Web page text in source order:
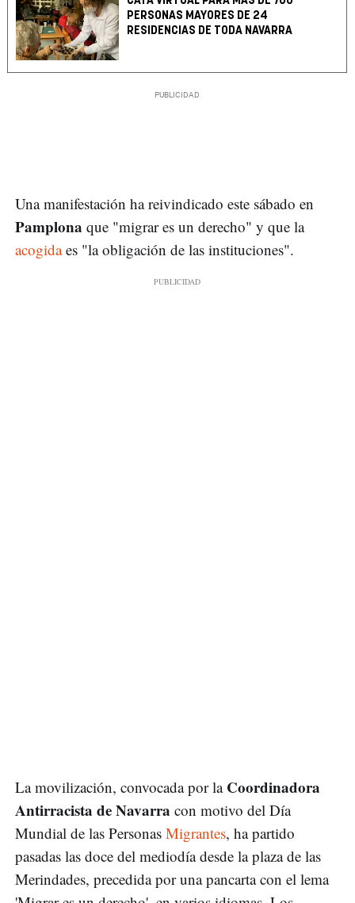
PERSONAS MAYORES DE 24
RESIDENCIAS DE TODA NAVARRA
Una manifestación ha reivindicado este sábado en
Pamplona que "migrar es un derecho" y que la
acogidaes "la obligación de las instituciones".
La movilización, convocada por laCoordinadora
Antirracista de Navarra con motivo del Día
Mundial de las Personas Migrantes, ha partido
pasadas las doce del mediodía desde la plaza de las
Merindades, precedida por una pancarta con el lema